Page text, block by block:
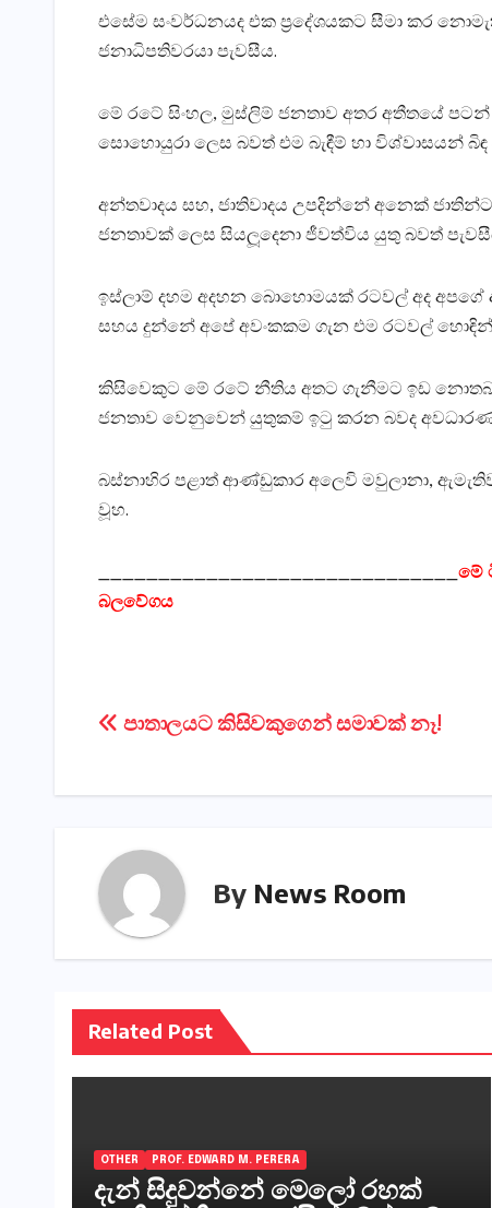
එසේම සංවර්ධනයද එක ප‍්‍රදේශයකට සීමා කර
ජනාධිපතිවරයා පැවසීය.
මේ රටේ සිංහල, මුස්ලිම් ජනතාව අතර අතීතයේ පටන්
සොහොයුරා ලෙස බවත් එම බැඳීම් හා විශ්වාසයන්
අන්තවාදය සහ, ජාතිවාදය උපදින්නේ අනෙක්
ජනතාවක් ලෙස සියලූදෙනා ජීවත්විය යුතු බවත්
ඉස්ලාම් දහම අදහන බොහොමයක් රටවල් අද අපගේ
සහය දුන්නේ අපේ අවංකකම ගැන එම රටවල්
කිසිවෙකුට මේ රටේ නීතිය අතට ගැනීමට ඉඩ
ජනතාව වෙනුවෙන් යුතුකම් ඉටු කරන බවද
බස්නාහිර පළාත් ආණ්ඩුකාර අලෙවි මවුලානා,
වූහ.
මේ
බලවේගය
Post
පාතාලයට කිසිවකුගෙන් සමාවක් නෑ!
By News Room
Related Post
OTHER PROF. EDWARD M. PERERA
දැන් සිදුවන්නේ මෙලෝ රහක්